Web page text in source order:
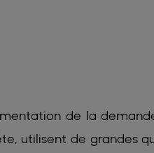
de la
utilisent de grandes